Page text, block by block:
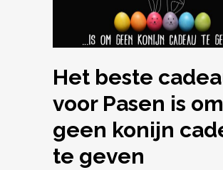
Het beste
voor Pasen is om
geen konijn
te geven